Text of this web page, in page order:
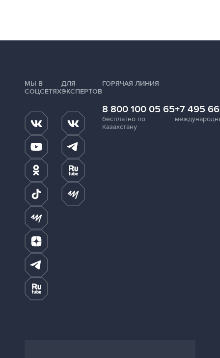
МЫ В
СОЦСЕТЯХ
ДЛЯ
ЭКСПЕРТОВ
ГОРЯЧАЯ ЛИНИЯ
8 800 100 05 65
бесплатно по
Казахстану
+7 495